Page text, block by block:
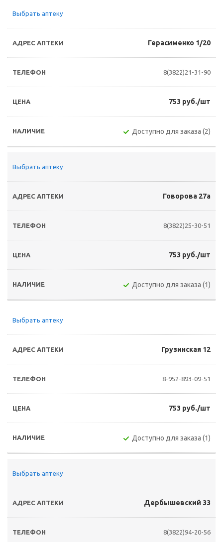
Выбрать аптеку
Герасименко 1/20
8(3822)21-31-90
753 руб./шт
Доступно для заказа (2)
Выбрать аптеку
Говорова 27а
8(3822)25-30-51
753 руб./шт
Доступно для заказа (1)
Выбрать аптеку
Грузинская 12
8-952-893-09-51
753 руб./шт
Доступно для заказа (1)
Выбрать аптеку
Дербышевский 33
8(3822)94-20-56